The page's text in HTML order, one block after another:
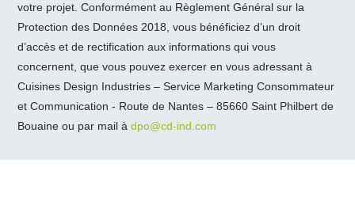
votre projet. Conformément au Règlement Général sur la
Protection des Données 2018, vous bénéficiez d’un droit
d’accès et de rectification aux informations qui vous
concernent, que vous pouvez exercer en vous adressant à
Cuisines Design Industries – Service Marketing Consommateur
et Communication - Route de Nantes – 85660 Saint Philbert de
Bouaine ou par mail àdpo@cd-ind.com